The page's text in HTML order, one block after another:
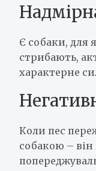
Є собаки, для
стрибають,
характерне
Коли пес
собакою –